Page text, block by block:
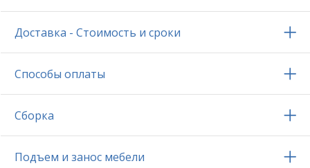
Доставка - Стоимость и сроки
Способы оплаты
Сборка
Подъем и занос мебели